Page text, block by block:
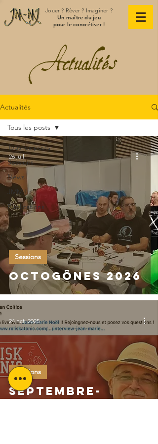
Jouer ? Rêver ? Imaginer ?
Un maître du jeu
pour le concrétiser !
Actualités
Tous les posts
Sessions
News
JMMJ
Publications
Tous les posts
Octogônes 2026
Sessions
26 juil.
Septembre-
octobre 2025:
Sessions
24 oct. 2025